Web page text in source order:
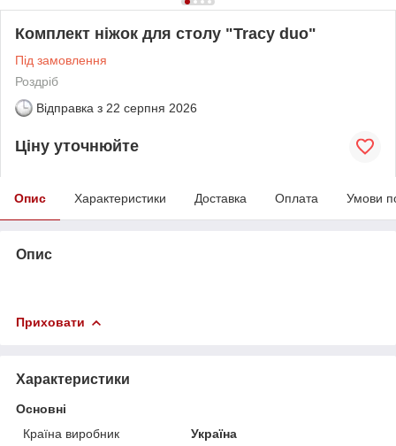
Комплект ніжок для столу "Tracy duo"
Під замовлення
Роздріб
Відправка з 22 серпня 2026
Ціну уточнюйте
Опис Характеристики Доставка Оплата Умови
Опис
Приховати
Характеристики
Основні
Країна виробник
Україна